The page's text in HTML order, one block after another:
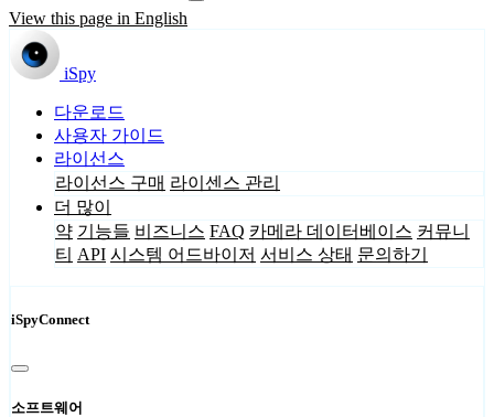
View this page in English
iSpy
다운로드
사용자 가이드
라이선스
라이선스 구매 라이센스 관리
더 많이
약 기능들 비즈니스 FAQ 카메라 데이터베이스 커뮤니
티 API 시스템 어드바이저 서비스 상태 문의하기
iSpyConnect
소프트웨어